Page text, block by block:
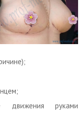
движения руками